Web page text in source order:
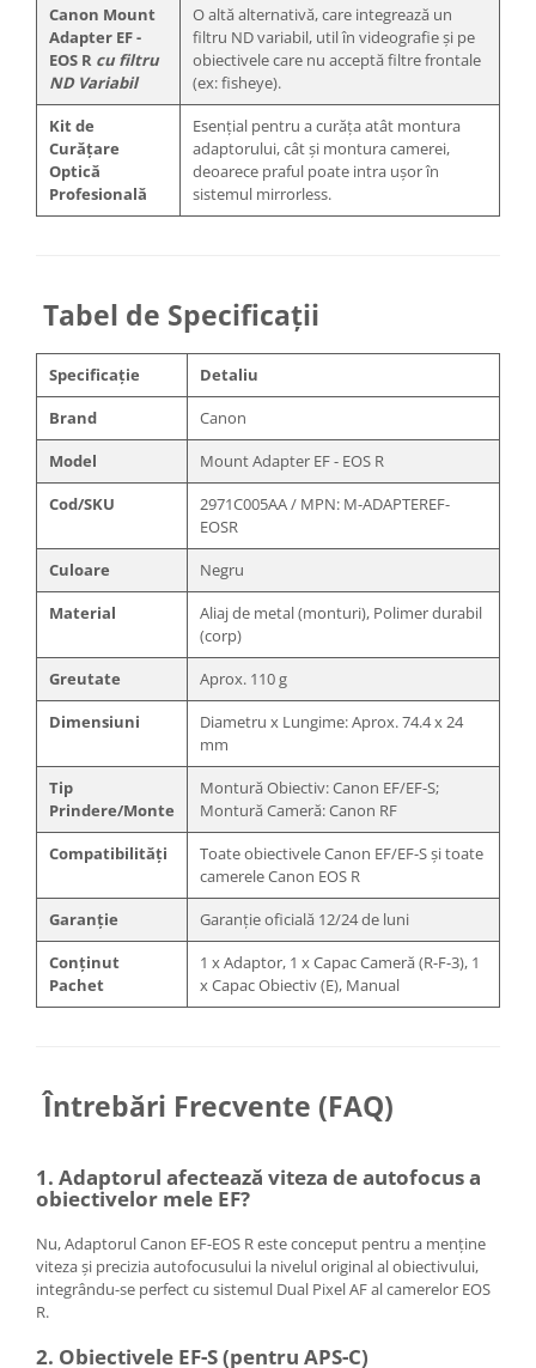
Canon Mount
Adapter EF -
EOS R cu filtru
ND Variabil
O altă alternativă, care integrează un
filtru ND variabil, util în videografie și pe
obiectivele care nu acceptă filtre frontale
(ex: fisheye).
Kit de
Curățare
Optică
Profesională
Esențial pentru a curăța atât montura
adaptorului, cât și montura camerei,
deoarece praful poate intra ușor în
sistemul mirrorless.
Tabel de Specificații
Specificație
Detaliu
Brand
Canon
Model
Mount Adapter EF - EOS R
Cod/SKU
2971C005AA / MPN: M-ADAPTEREF-
EOSR
Culoare
Negru
Material
Aliaj de metal (monturi), Polimer durabil
(corp)
Greutate
Aprox. 110 g
Dimensiuni
Diametru x Lungime: Aprox. 74.4 x 24
mm
Tip
Prindere/Monte
Montură Obiectiv: Canon EF/EF-S;
Montură Cameră: Canon RF
Compatibilități
Toate obiectivele Canon EF/EF-S și toate
camerele Canon EOS R
Garanție
Garanție oficială 12/24 de luni
Conținut
Pachet
1 x Adaptor, 1 x Capac Cameră (R-F-3), 1
x Capac Obiectiv (E), Manual
Întrebări Frecvente (FAQ)
1. Adaptorul afectează viteza de autofocus a
obiectivelor mele EF?
Nu, Adaptorul Canon EF-EOS R este conceput pentru a menține
viteza și precizia autofocusului la nivelul original al obiectivului,
integrându-se perfect cu sistemul Dual Pixel AF al camerelor EOS
R.
2. Obiectivele EF-S (pentru APS-C)